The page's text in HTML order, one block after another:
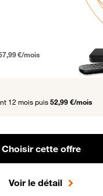
Fibre
12 mois puis 57,99 € par
€/mois
12 mois puis 52,99 €/mois
Choisir cette offre
Voir le détail